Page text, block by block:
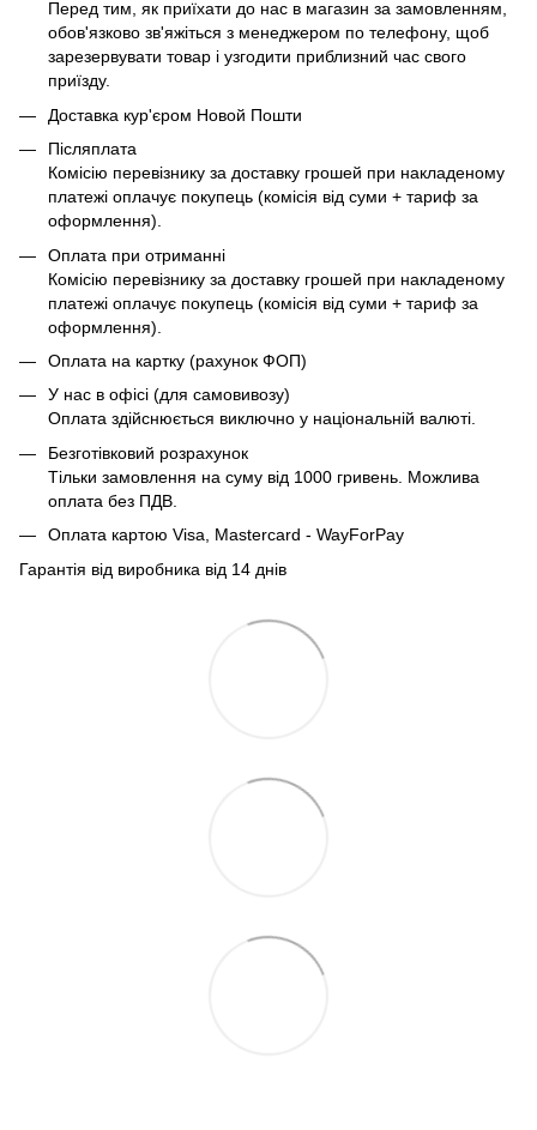
Перед тим, як приїхати до нас в магазин за замовленням,
обов'язково зв'яжіться з менеджером по телефону, щоб
зарезервувати товар і узгодити приблизний час свого
приїзду.
Доставка кур'єром Новой Пошти
Післяплата
Комісію перевізнику за доставку грошей при накладеному
платежі оплачує покупець (комісія від суми + тариф за
оформлення).
Оплата при отриманні
Комісію перевізнику за доставку грошей при накладеному
платежі оплачує покупець (комісія від суми + тариф за
оформлення).
Оплата на картку (рахунок ФОП)
У нас в офісі (для самовивозу)
Оплата здійснюється виключно у національній валюті.
Безготівковий розрахунок
Тільки замовлення на суму від 1000 гривень. Можлива
оплата без ПДВ.
Оплата картою Visa, Mastercard - WayForPay
Гарантія від виробника від 14 днів